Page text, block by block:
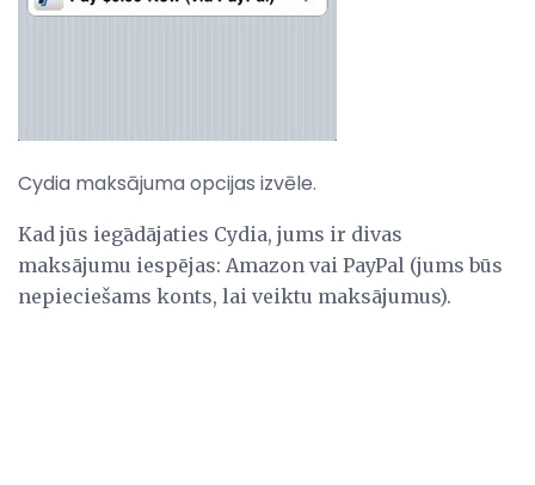
Cydia maksājuma opcijas izvēle.
Kad jūs iegādājaties Cydia, jums ir divas
maksājumu iespējas: Amazon vai PayPal (jums būs
nepieciešams konts, lai veiktu maksājumus).